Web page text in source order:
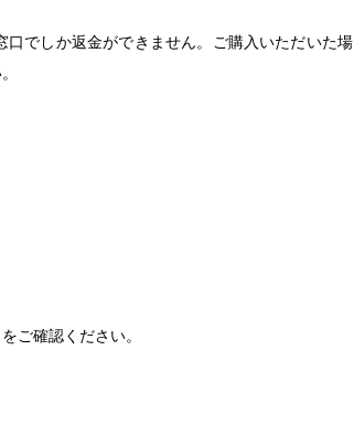
でしか返金ができません。ご購入いただいた場
ご確認ください。